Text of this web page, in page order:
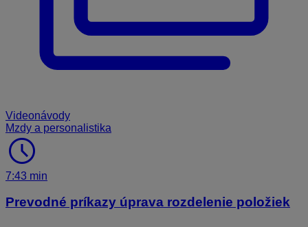
Videonávody
Mzdy a personalistika
schedule
7:43 min
Prevodné príkazy úprava rozdelenie položiek